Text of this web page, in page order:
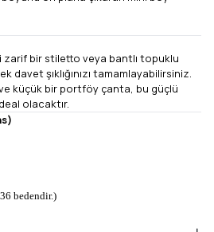
zarif bir stiletto veya bantlı topuklu
davet şıklığınızı tamamlayabilirsiniz.
küçük bir portföy çanta, bu güçlü
olacaktır.
bedendir.)